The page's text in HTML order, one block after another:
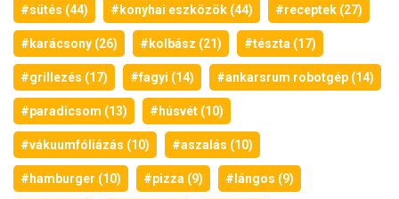
#sütés (44) #konyhai eszközök (44) #receptek (27)
#karácsony (26) #kolbász (21) #tészta (17)
#grillezés (17) #fagyi (14) #ankarsrum robotgép (14)
#paradicsom (13) #húsvét (10)
#vákuumfóliázás (10) #aszalás (10)
#hamburger (10) #pizza (9) #lángos (9)